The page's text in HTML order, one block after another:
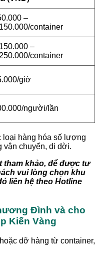
–
container
–
container
giờ
người/lần
loại hàng hóa số lượng
vận chuyển, di dời.
tham khảo, để được tư
vui lòng chọn khu
liên hệ theo Hotline
Đình và cho
Kiến Vàng
dỡ hàng từ container,